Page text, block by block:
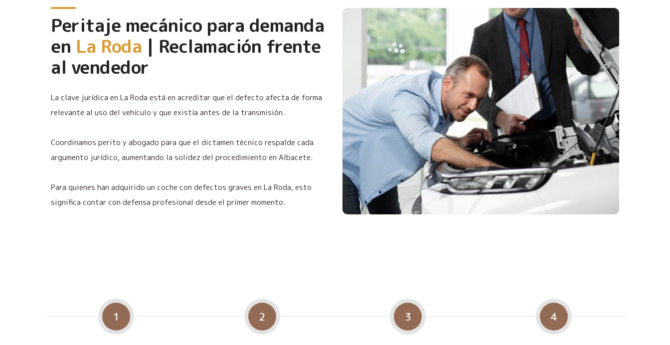
Peritaje mecánico para demanda
en La Roda | Reclamación frente
al vendedor
La clave jurídica en La Roda está en acreditar que el defecto afecta de forma
relevante al uso del vehículo y que existía antes de la transmisión.
Coordinamos perito y abogado para que el dictamen técnico respalde cada
argumento jurídico, aumentando la solidez del procedimiento en Albacete.
Para quienes han adquirido un coche con defectos graves en La Roda, esto
significa contar con defensa profesional desde el primer momento.
1 2 3 4